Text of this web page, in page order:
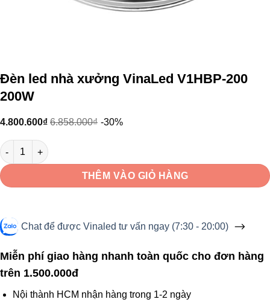
Đèn led nhà xưởng VinaLed V1HBP-200
200W
4.800.600₫ 6.858.000₫ -30%
Đèn led nhà xưởng VinaLed V1HBP-200 200W số lượng
THÊM VÀO GIỎ HÀNG
Chat để được Vinaled tư vấn ngay (7:30 - 20:00)
Miễn phí giao hàng nhanh toàn quốc cho đơn hàng
trên 1.500.000đ
Nội thành HCM nhận hàng trong 1-2 ngày